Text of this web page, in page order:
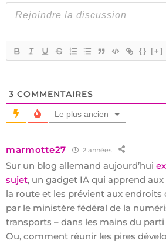
{} [+]
3 COMMENTAIRES
Le plus ancien
marmotte27 2 années
Sur un blog allemand aujourd’hui
sujet, un gadget IA qui apprend
la route et les prévient aux endroits
par le ministère fédéral de la
transports – dans les mains du parti
Ou, comment réunir les pires